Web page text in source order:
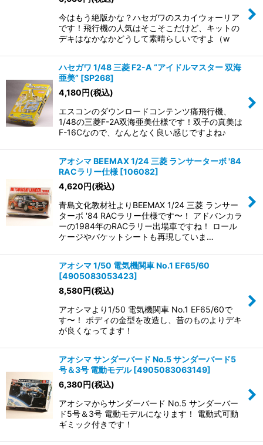
今はもう絶版かな？ハセガワのスカイウォーリア
です！飛行機の人気はそこそこだけど、キットの
デキはなかなかどうして素晴らしいですよ（w
ハセガワ 1/48 三菱 F2-A “アイドルマスター 双海
亜美” [SP268]
4,180円(税込)
エスコンのダウンロードコンテンツ痛飛行機、
1/48の三菱F-2A双海亜美仕様です！双子の真美は
F-16Cなので、なんとなく良い感じですよね♪
アオシマ BEEMAX 1/24 三菱 ランサーターボ '84
RACラリー仕様 [106082]
4,620円(税込)
青島文化教材社よりBEEMAX 1/24 三菱 ランサー
ターボ '84 RACラリー仕様です〜！ アドバンカラ
ーの1984年のRACラリー出場車ですね！ ロール
ケージやバケットシートも再現していま…
アオシマ 1/50 電気機関車 No.1 EF65/60
[4905083053423]
8,580円(税込)
アオシマより1/50 電気機関車 No.1 EF65/60で
す〜！ ボディの金型を改造し、昔のものよりデキ
が良くなってます！
アオシマ サンダーバード No.5 サンダーバード5
号＆3号 電動モデル [4905083063149]
6,380円(税込)
アオシマからサンダーバード No.5 サンダーバー
ド5号＆3号 電動モデルになります！ 電動式可動
ギミック付きです！